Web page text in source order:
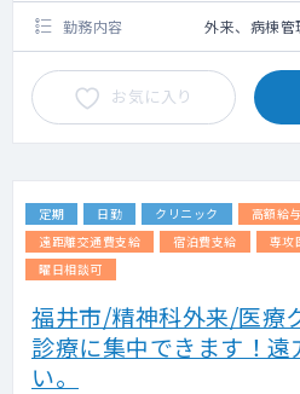
勤務内容 外来、病棟管
お気に入り
定期 日勤 クリニック 高額給与
遠距離交通費支給
宿泊費支給 専攻
曜日相談可
福井市/精神科外来/医療
診療に集中できます！
い。